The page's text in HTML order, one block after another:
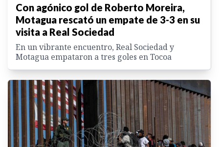
Con agónico gol de Roberto Moreira,
Motagua rescató un empate de 3-3 en su
visita a Real Sociedad
En un vibrante encuentro, Real Sociedad y
Motagua empataron a tres goles en Tocoa